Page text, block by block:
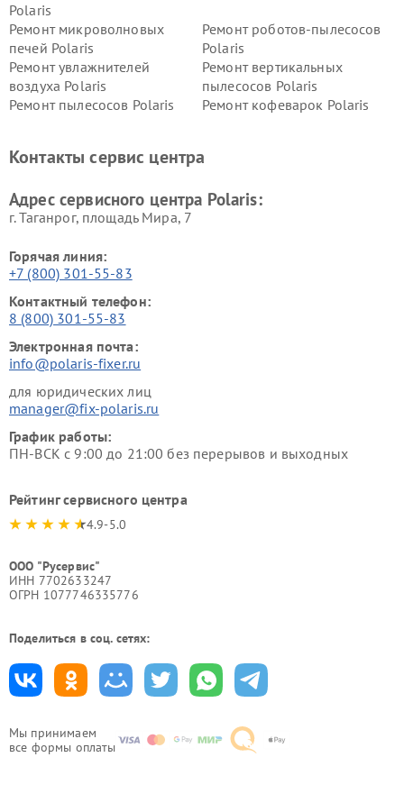
Мы принимаем
все формы оплаты
Polaris
Ремонт микроволновых
печей Polaris
Ремонт роботов-пылесосов
Polaris
Ремонт увлажнителей
воздуха Polaris
Ремонт вертикальных
пылесосов Polaris
Ремонт пылесосов Polaris
Ремонт кофеварок Polaris
Контакты сервис центра
Адрес сервисного центра Polaris:
г. Таганрог, площадь Мира, 7
Горячая линия:
+7 (800) 301-55-83
Контактный телефон:
8 (800) 301-55-83
Электронная почта:
info@polaris-fixer.ru
для юридических лиц
manager@fix-polaris.ru
График работы:
ПН-ВСК с 9:00 до 21:00 без перерывов и выходных
Рейтинг сервисного центра
4.9-5.0
ООО "Русервис"
ИНН 7702633247
ОГРН 1077746335776
Поделиться в соц. сетях: